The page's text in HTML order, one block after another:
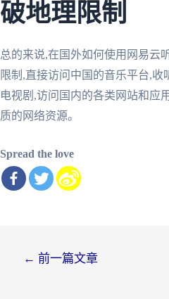
破地理限制
总的来说,在国外如何使用网易云
限制,直接访问中国的音乐平台,
电视剧,访问国内的各类网站和应
质的网络资源。
Spread the love
← 前一篇文章